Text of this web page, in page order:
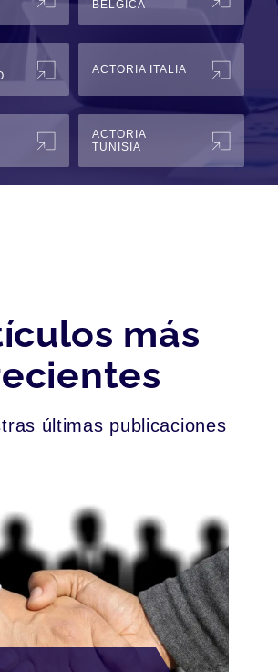
BELGICA
ACTORIA ITALIA
ACTORIA
TUNISIA
más
últimas publicaciones